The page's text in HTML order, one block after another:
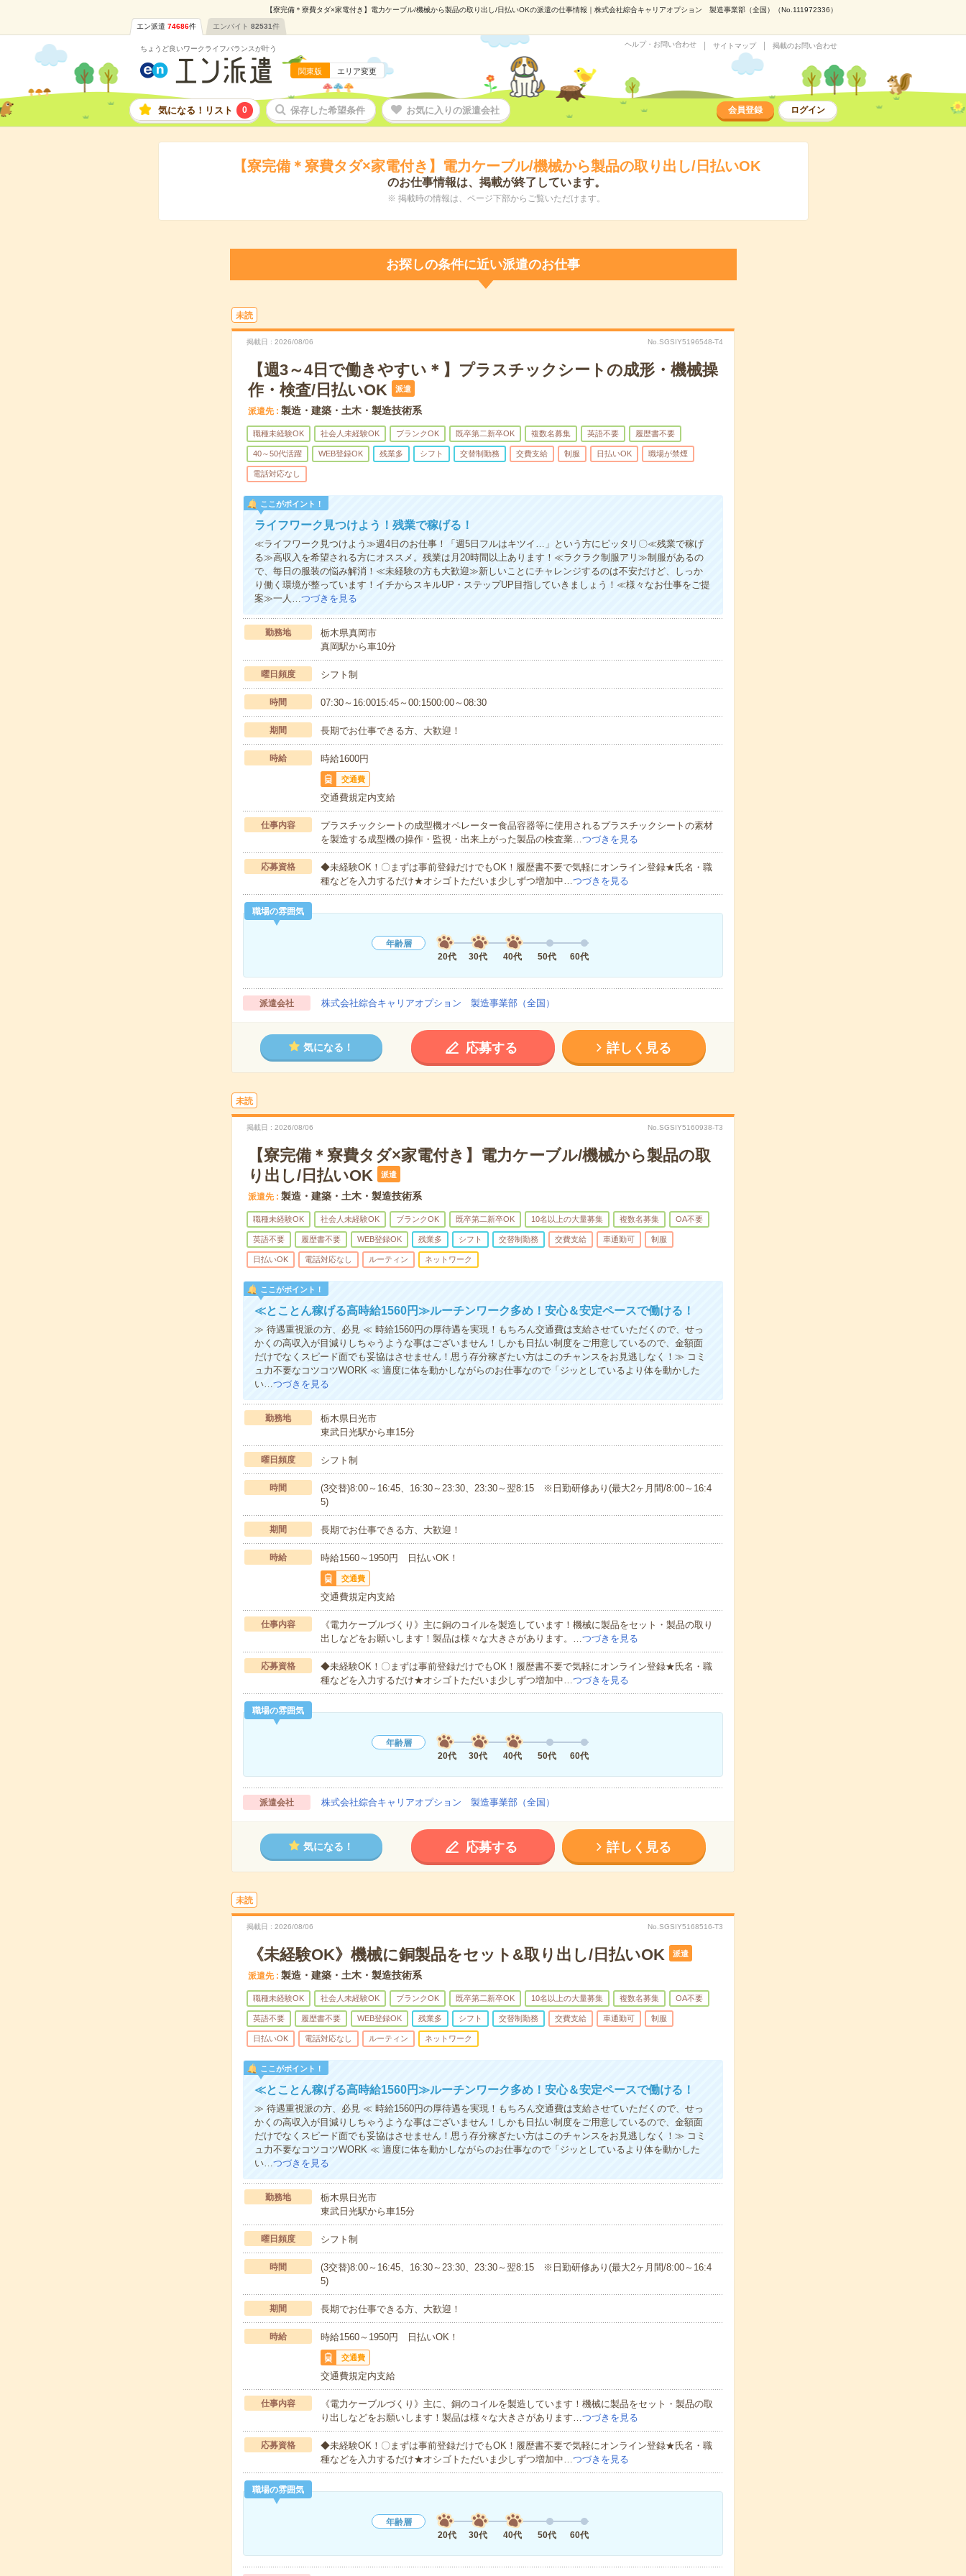
【寮完備＊寮費タダ×家電付き】電力ケーブル/機械から製品の取り出し/日払いOKの派遣の仕事情報｜株式会社綜合キャリアオプション 製造事業部（全国）（No.111972336）
エン派遣 74686件 エンバイト 82531件
ちょうど良いワークライフバランスが叶う
関東版 エリア変更
ヘルプ・お問い合わせ サイトマップ 掲載のお問い合わせ
気になる！リスト 0 保存した希望条件 お気に入りの派遣会社 会員登録 ログイン
【寮完備＊寮費タダ×家電付き】電力ケーブル/機械から製品の取り出し/日払いOK
のお仕事情報は、掲載が終了しています。
※ 掲載時の情報は、ページ下部からご覧いただけます。
お探しの条件に近い派遣のお仕事
未読
掲載日 2026/08/06 No.SGSIY5196548-T4
【週3～4日で働きやすい＊】プラスチックシートの成形・機械操
作・検査/日払いOK
派遣
派遣先 製造・建築・土木・製造技術系
職種未経験OK 社会人未経験OK ブランクOK 既卒第二新卒OK 複数名募集 英語不要 履歴書不要
40～50代活躍 WEB登録OK 残業多 シフト 交替制勤務 交費支給 制服 日払いOK 職場が禁煙
電話対応なし
ここがポイント！
ライフワーク見つけよう！残業で稼げる！
≪ライフワーク見つけよう≫週4日のお仕事！「週5日フルはキツイ…」という方にピッタリ〇≪残業で稼げ
る≫高収入を希望される方にオススメ。残業は月20時間以上あります！≪ラクラク制服アリ≫制服があるの
で、毎日の服装の悩み解消！≪未経験の方も大歓迎≫新しいことにチャレンジするのは不安だけど、しっか
り働く環境が整っています！イチからスキルUP・ステップUP目指していきましょう！≪様々なお仕事をご提
案≫一人…つづきを見る
勤務地
栃木県真岡市
真岡駅から車10分
曜日頻度 シフト制
時間 07:30～16:0015:45～00:1500:00～08:30
期間 長期でお仕事できる方、大歓迎！
時給 時給1600円
交通費
交通費規定内支給
仕事内容
プラスチックシートの成型機オペレーター食品容器等に使用されるプラスチックシートの素材
を製造する成型機の操作・監視・出来上がった製品の検査業…つづきを見る
応募資格
◆未経験OK！〇まずは事前登録だけでもOK！履歴書不要で気軽にオンライン登録★氏名・職
種などを入力するだけ★オシゴトただいま少しずつ増加中…つづきを見る
職場の雰囲気
年齢層
20代
30代 40代 50代 60代
派遣会社 株式会社綜合キャリアオプション 製造事業部（全国）
気になる！ 応募する 詳しく見る
未読
掲載日 2026/08/06 No.SGSIY5160938-T3
【寮完備＊寮費タダ×家電付き】電力ケーブル/機械から製品の取
り出し/日払いOK
派遣
派遣先 製造・建築・土木・製造技術系
職種未経験OK 社会人未経験OK ブランクOK 既卒第二新卒OK 10名以上の大量募集 複数名募集 OA不要
英語不要 履歴書不要 WEB登録OK 残業多 シフト 交替制勤務 交費支給 車通勤可 制服
日払いOK 電話対応なし ルーティン ネットワーク
ここがポイント！
≪とことん稼げる高時給1560円≫ルーチンワーク多め！安心＆安定ペースで働ける！
≫ 待遇重視派の方、必見 ≪ 時給1560円の厚待遇を実現！もちろん交通費は支給させていただくので、せっ
かくの高収入が目減りしちゃうような事はございません！しかも日払い制度をご用意しているので、金額面
だけでなくスピード面でも妥協はさせません！思う存分稼ぎたい方はこのチャンスをお見逃しなく！≫ コミ
ュ力不要なコツコツWORK ≪ 適度に体を動かしながらのお仕事なので「ジッとしているより体を動かした
い…つづきを見る
勤務地
栃木県日光市
東武日光駅から車15分
曜日頻度 シフト制
時間
(3交替)8:00～16:45、16:30～23:30、23:30～翌8:15 ※日勤研修あり(最大2ヶ月間/8:00～16:4
5)
期間 長期でお仕事できる方、大歓迎！
時給 時給1560～1950円 日払いOK！
交通費
交通費規定内支給
仕事内容
《電力ケーブルづくり》主に銅のコイルを製造しています！機械に製品をセット・製品の取り
出しなどをお願いします！製品は様々な大きさがあります。…つづきを見る
応募資格
◆未経験OK！〇まずは事前登録だけでもOK！履歴書不要で気軽にオンライン登録★氏名・職
種などを入力するだけ★オシゴトただいま少しずつ増加中…つづきを見る
職場の雰囲気
年齢層
20代
30代 40代 50代 60代
派遣会社 株式会社綜合キャリアオプション 製造事業部（全国）
気になる！ 応募する 詳しく見る
未読
掲載日 2026/08/06 No.SGSIY5168516-T3
《未経験OK》機械に銅製品をセット&取り出し/日払いOK 派遣
派遣先 製造・建築・土木・製造技術系
職種未経験OK 社会人未経験OK ブランクOK 既卒第二新卒OK 10名以上の大量募集 複数名募集 OA不要
英語不要 履歴書不要 WEB登録OK 残業多 シフト 交替制勤務 交費支給 車通勤可 制服
日払いOK 電話対応なし ルーティン ネットワーク
ここがポイント！
≪とことん稼げる高時給1560円≫ルーチンワーク多め！安心＆安定ペースで働ける！
≫ 待遇重視派の方、必見 ≪ 時給1560円の厚待遇を実現！もちろん交通費は支給させていただくので、せっ
かくの高収入が目減りしちゃうような事はございません！しかも日払い制度をご用意しているので、金額面
だけでなくスピード面でも妥協はさせません！思う存分稼ぎたい方はこのチャンスをお見逃しなく！≫ コミ
ュ力不要なコツコツWORK ≪ 適度に体を動かしながらのお仕事なので「ジッとしているより体を動かした
い…つづきを見る
勤務地
栃木県日光市
東武日光駅から車15分
曜日頻度 シフト制
時間
(3交替)8:00～16:45、16:30～23:30、23:30～翌8:15 ※日勤研修あり(最大2ヶ月間/8:00～16:4
5)
期間 長期でお仕事できる方、大歓迎！
時給 時給1560～1950円 日払いOK！
交通費
交通費規定内支給
仕事内容
《電力ケーブルづくり》主に、銅のコイルを製造しています！機械に製品をセット・製品の取
り出しなどをお願いします！製品は様々な大きさがあります…つづきを見る
応募資格
◆未経験OK！〇まずは事前登録だけでもOK！履歴書不要で気軽にオンライン登録★氏名・職
種などを入力するだけ★オシゴトただいま少しずつ増加中…つづきを見る
職場の雰囲気
年齢層
20代
30代 40代 50代 60代